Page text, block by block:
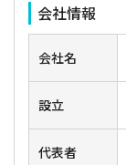
会社情報
会社名
設立
代表者